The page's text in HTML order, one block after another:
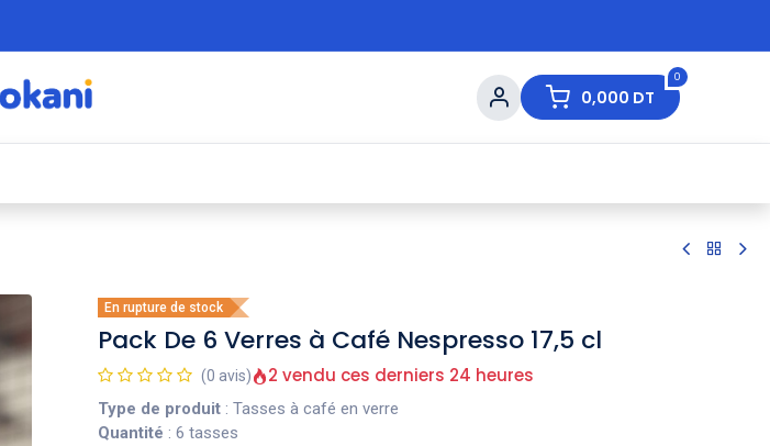
0
0,000 DT
En rupture de stock
Pack De 6 Verres à Café Nespresso 17,5 cl
(0 avis) 2 vendu ces derniers 24 heures
Type de produit : Tasses à café en verre
Quantité : 6 tasses